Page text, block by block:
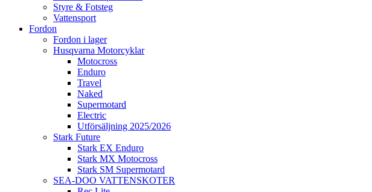
Styre & Fotsteg
Vattensport
Fordon
Fordon i lager
Husqvarna Motorcyklar
Motocross
Enduro
Travel
Naked
Supermotard
Electric
Utförsäljning 2025/2026
Stark Future
Stark EX Enduro
Stark MX Motocross
Stark SM Supermotard
SEA-DOO VATTENSKOTER